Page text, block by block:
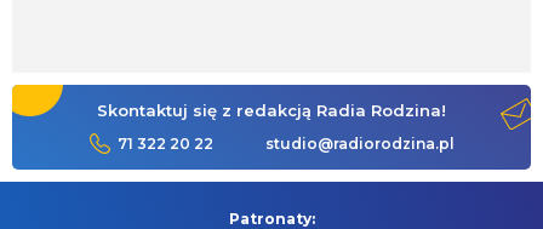
Skontaktuj się z redakcją Radia Rodzina!
71 322 20 22 studio@radiorodzina.pl
Patronaty: